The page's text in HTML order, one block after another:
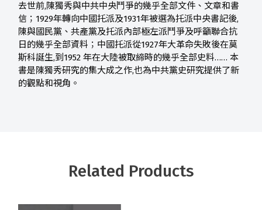
去世前,陳獨秀與中共中央鬥爭的幾乎全部文件、文章和書
信；1929年轉向中國托派及1931年被選為托派中央書記後,
陳與國民黨、共產黨及托派內部極左派鬥爭及呼籲聯合抗
日的幾乎全部資料；中國托派從1927年大革命失敗後在莫
斯科誕生,到1952 年在大陸被取締時的幾乎全部史料…… 本
書是陳獨秀研究的集大成之作,也為中共黨史研究提供了新
的觀點和視角。
Related Products